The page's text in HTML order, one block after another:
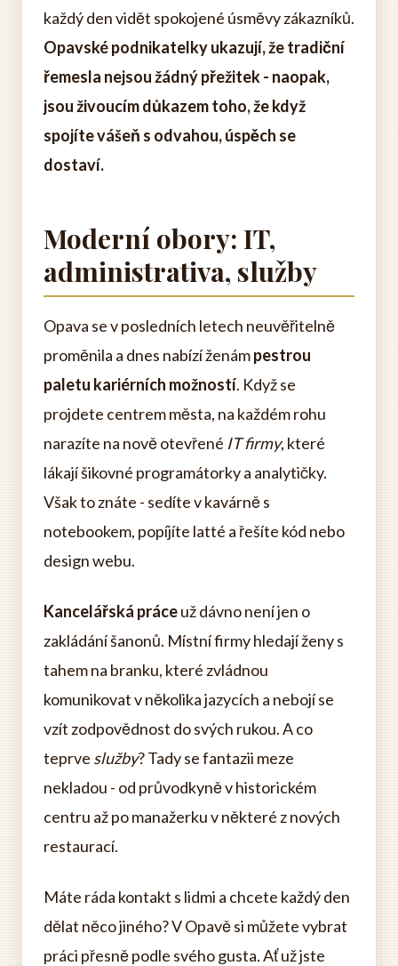
každý den vidět spokojené úsměvy zákazníků.
Opavské podnikatelky ukazují, že tradiční
řemesla nejsou žádný přežitek - naopak,
jsou živoucím důkazem toho, že když
spojíte vášeň s odvahou, úspěch se
dostaví.
Moderní obory: IT,
administrativa, služby
Opava se v posledních letech neuvěřitelně
proměnila a dnes nabízí ženámpestrou
paletu kariérních možností. Když se
projdete centrem města, na každém rohu
narazíte na nově otevřené IT firmy, které
lákají šikovné programátorky a analytičky.
Však to znáte - sedíte v kavárně s
notebookem, popíjíte latté a řešíte kód nebo
design webu.
Kancelářská práceuž dávno není jen o
zakládání šanonů. Místní firmy hledají ženy s
tahem na branku, které zvládnou
komunikovat v několika jazycích a nebojí se
vzít zodpovědnost do svých rukou. A co
teprve služby? Tady se fantazii meze
nekladou - od průvodkyně v historickém
centru až po manažerku v některé z nových
restaurací.
Máte ráda kontakt s lidmi a chcete každý den
dělat něco jiného? V Opavě si můžete vybrat
práci přesně podle svého gusta. Ať už jste